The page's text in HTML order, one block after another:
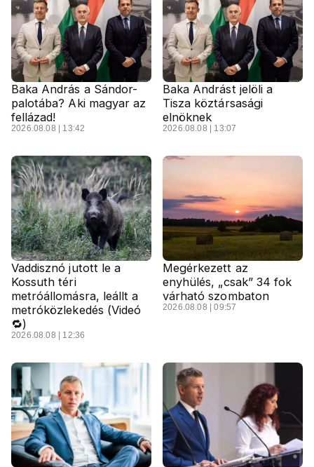
Baka András a Sándor-
palotába? Aki magyar az
fellázad!
2026.08.08 | 13:42
Baka Andrást jelöli a
Tisza köztársasági
elnöknek
2026.08.08 | 13:07
Vaddisznó jutott le a
Kossuth téri
metróállomásra, leállt a
metróközlekedés (Videó
🔁)
2026.08.08 | 12:36
Megérkezett az
enyhülés, „csak” 34 fok
várható szombaton
2026.08.08 | 09:57